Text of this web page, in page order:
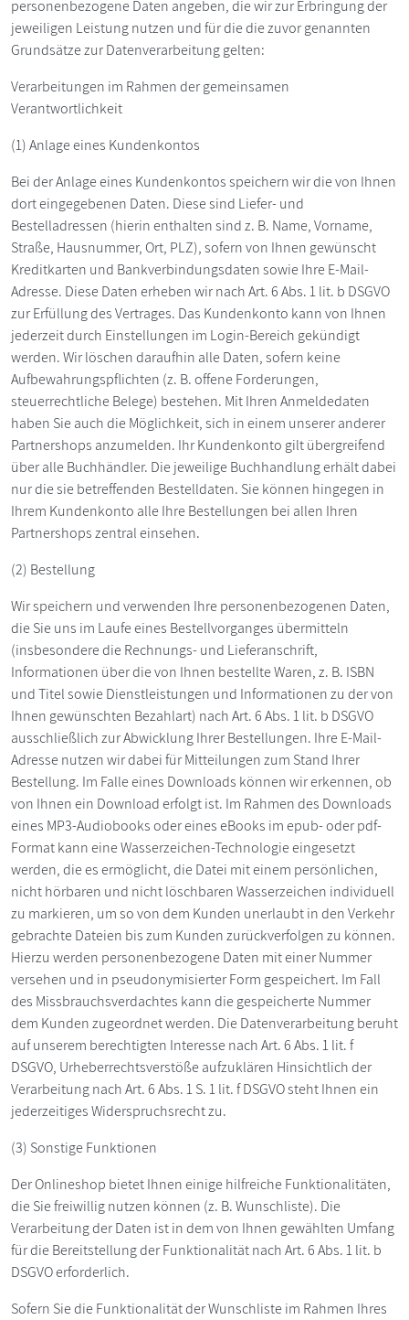
personenbezogene Daten angeben, die wir zur Erbringung der
jeweiligen Leistung nutzen und für die die zuvor genannten
Grundsätze zur Datenverarbeitung gelten:
Verarbeitungen im Rahmen der gemeinsamen
Verantwortlichkeit
(1) Anlage eines Kundenkontos
Bei der Anlage eines Kundenkontos speichern wir die von Ihnen
dort eingegebenen Daten. Diese sind Liefer- und
Bestelladressen (hierin enthalten sind z. B. Name, Vorname,
Straße, Hausnummer, Ort, PLZ), sofern von Ihnen gewünscht
Kreditkarten und Bankverbindungsdaten sowie Ihre E-Mail-
Adresse. Diese Daten erheben wir nach Art. 6 Abs. 1 lit. b DSGVO
zur Erfüllung des Vertrages. Das Kundenkonto kann von Ihnen
jederzeit durch Einstellungen im Login-Bereich gekündigt
werden. Wir löschen daraufhin alle Daten, sofern keine
Aufbewahrungspflichten (z. B. offene Forderungen,
steuerrechtliche Belege) bestehen. Mit Ihren Anmeldedaten
haben Sie auch die Möglichkeit, sich in einem unserer anderer
Partnershops anzumelden. Ihr Kundenkonto gilt übergreifend
über alle Buchhändler. Die jeweilige Buchhandlung erhält dabei
nur die sie betreffenden Bestelldaten. Sie können hingegen in
Ihrem Kundenkonto alle Ihre Bestellungen bei allen Ihren
Partnershops zentral einsehen.
(2) Bestellung
Wir speichern und verwenden Ihre personenbezogenen Daten,
die Sie uns im Laufe eines Bestellvorganges übermitteln
(insbesondere die Rechnungs- und Lieferanschrift,
Informationen über die von Ihnen bestellte Waren, z. B. ISBN
und Titel sowie Dienstleistungen und Informationen zu der von
Ihnen gewünschten Bezahlart) nach Art. 6 Abs. 1 lit. b DSGVO
ausschließlich zur Abwicklung Ihrer Bestellungen. Ihre E-Mail-
Adresse nutzen wir dabei für Mitteilungen zum Stand Ihrer
Bestellung. Im Falle eines Downloads können wir erkennen, ob
von Ihnen ein Download erfolgt ist. Im Rahmen des Downloads
eines MP3-Audiobooks oder eines eBooks im epub- oder pdf-
Format kann eine Wasserzeichen-Technologie eingesetzt
werden, die es ermöglicht, die Datei mit einem persönlichen,
nicht hörbaren und nicht löschbaren Wasserzeichen individuell
zu markieren, um so von dem Kunden unerlaubt in den Verkehr
gebrachte Dateien bis zum Kunden zurückverfolgen zu können.
Hierzu werden personenbezogene Daten mit einer Nummer
versehen und in pseudonymisierter Form gespeichert. Im Fall
des Missbrauchsverdachtes kann die gespeicherte Nummer
dem Kunden zugeordnet werden. Die Datenverarbeitung beruht
auf unserem berechtigten Interesse nach Art. 6 Abs. 1 lit. f
DSGVO, Urheberrechtsverstöße aufzuklären Hinsichtlich der
Verarbeitung nach Art. 6 Abs. 1 S. 1 lit. f DSGVO steht Ihnen ein
jederzeitiges Widerspruchsrecht zu.
(3) Sonstige Funktionen
Der Onlineshop bietet Ihnen einige hilfreiche Funktionalitäten,
die Sie freiwillig nutzen können (z. B. Wunschliste). Die
Verarbeitung der Daten ist in dem von Ihnen gewählten Umfang
für die Bereitstellung der Funktionalität nach Art. 6 Abs. 1 lit. b
DSGVO erforderlich.
Sofern Sie die Funktionalität der Wunschliste im Rahmen Ihres